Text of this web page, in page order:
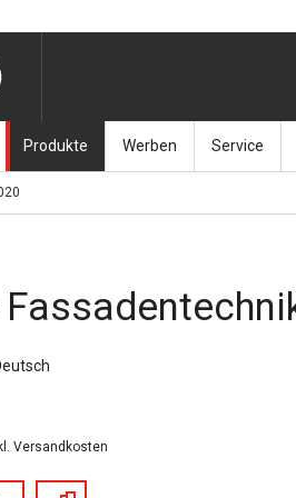
Produkte
Zeitschriften
Werben Service
Newsletter
Versandkosten